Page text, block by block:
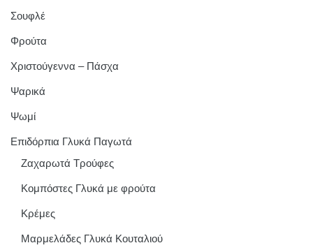
Σουφλέ
Φρούτα
Χριστούγεννα – Πάσχα
Ψαρικά
Ψωμί
Επιδόρπια Γλυκά Παγωτά
Ζαχαρωτά Τρούφες
Κομπόστες Γλυκά με φρούτα
Κρέμες
Μαρμελάδες Γλυκά Κουταλιού